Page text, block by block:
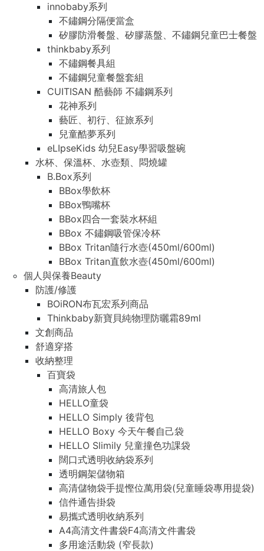
innobaby系列
不鏽鋼分隔便當盒
矽膠防滑餐盤、矽膠蒸盤、不鏽鋼兒童巴士餐盤
thinkbaby系列
不鏽鋼餐具組
不鏽鋼兒童餐盤套組
CUITISAN 酷藝師 不鏽鋼系列
花神系列
藝匠、初行、征旅系列
兒童酷夢系列
eLIpseKids 幼兒Easy學習吸盤碗
水杯、保溫杯、水壺類、悶燒罐
B.Box系列
BBox學飲杯
BBox鴨嘴杯
BBox四合一套裝水杯組
BBox 不鏽鋼吸管保冷杯
BBox Tritan隨行水壺(450ml/600ml)
BBox Tritan直飲水壺(450ml/600ml)
個人與保養Beauty
防護/修護
BOiRON布瓦宏系列商品
Thinkbaby新寶貝純物理防曬霜89ml
文創商品
舒適穿搭
收納整理
百寶袋
高清旅人包
HELLO童袋
HELLO Simply 後背包
HELLO Boxy 今天午餐自己袋
HELLO Slimily 兒童撞色功課袋
闊口式透明收納袋系列
透明鋼架儲物箱
高清儲物袋手提慳位萬用袋(兒童睡袋專用提袋)
信件通告掛袋
易攜式透明收納系列
A4高清文件書袋F4高清文件書袋
多用途活動袋 (窄長款)